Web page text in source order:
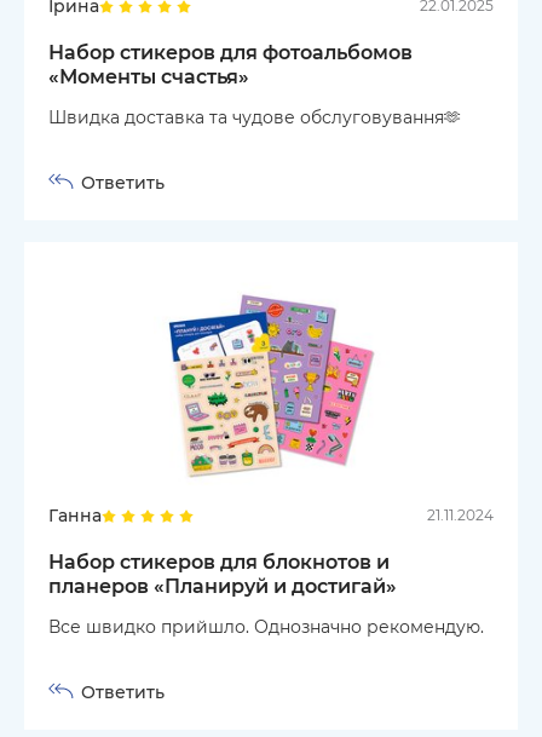
Ірина 22.01.2025
Набор стикеров для фотоальбомов
«Моменты счастья»
Швидка доставка та чудове обслуговування🫶
Ответить
Ганна 21.11.2024
Набор стикеров для блокнотов и
планеров «Планируй и достигай»
Все швидко прийшло. Однозначно рекомендую.
Ответить